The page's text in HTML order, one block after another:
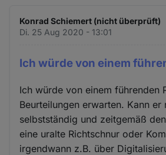
Konrad Schiemert (nicht überprüft)
Di. 25 Aug 2020 - 13:01
Ich würde von einem
Ich würde von einem führenden
Beurteilungen erwarten. Kann er
selbstständig und zeitgemäß
eine uralte Richtschnur oder
irgendwann z.B. über